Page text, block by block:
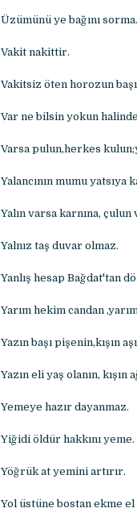
Üzümünü ye bağını sorma.
Vakit nakittir.
Vakitsiz öten horozun
Var ne bilsin yokun
Varsa pulun,herkes
Yalancının mumu yatsıya
Yalın varsa karnına, çulun
Yalnız taş duvar olmaz.
Yanlış hesap Bağdat'tan
Yarım hekim candan
Yazın başı pişenin,kışın
Yazın eli yaş olanın, kışın
Yemeye hazır dayanmaz.
Yiğidi öldür hakkını yeme.
Yöğrük at yemini artırır.
Yol üstüne bostan ekme